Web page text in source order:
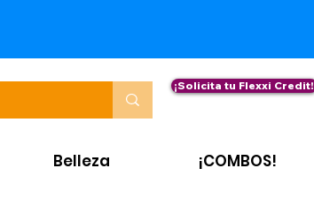
¡Solicita tu Flexxi Credit!
Belleza ¡COMBOS!